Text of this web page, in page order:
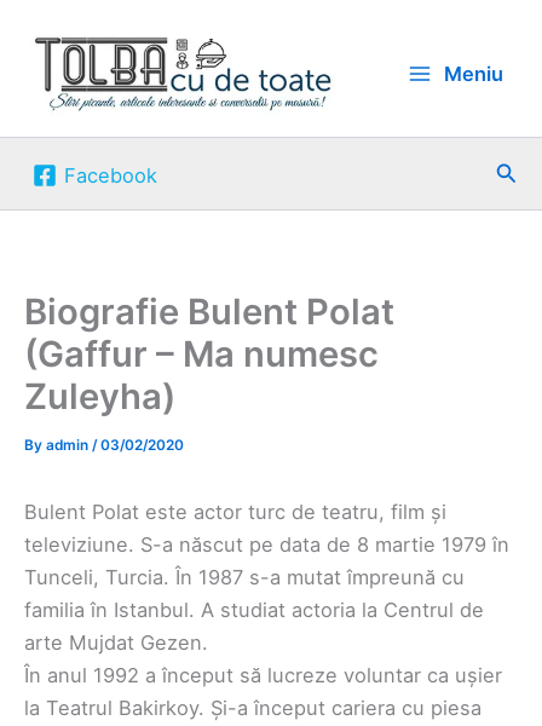
content
Meniu
Facebook
Biografie Bulent Polat
(Gaffur – Ma numesc
Zuleyha)
By admin /03/02/2020
Bulent Polat este actor turc de teatru, film și
televiziune. S-a născut pe data de 8 martie 1979 în
Tunceli, Turcia. În 1987 s-a mutat împreună cu
familia în Istanbul. A studiat actoria la Centrul de
arte Mujdat Gezen.
În anul 1992 a început să lucreze voluntar ca ușier
la Teatrul Bakirkoy. Și-a început cariera cu piesa